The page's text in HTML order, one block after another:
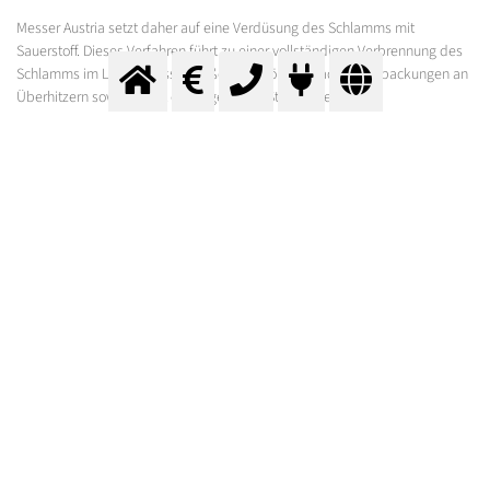
Messer Austria setzt daher auf eine Verdüsung des Schlamms mit
Sauerstoff. Dieses Verfahren führt zu einer vollständigen Verbrennung des
Schlamms im Laugenkessel. Außerdem können dadurch Anbackungen an
Überhitzern sowie damit einhergehende Stillstände bzw.